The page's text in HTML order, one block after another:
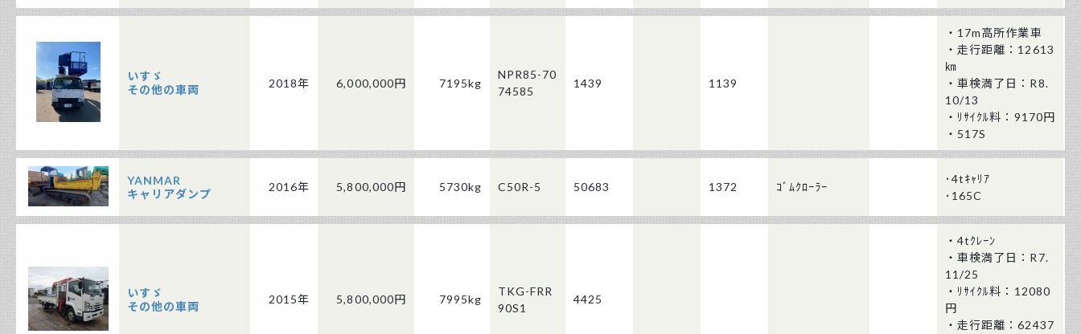
いすゞ
その他の車両
2018年 6,000,000円 7195kg
NPR85-70
74585
1439 1139
・17m高所作業車
・走行距離：12613
㎞
・車検満了日：R8.
10/13
・ﾘｻｲｸﾙ料：9170円
・517S
YANMAR
キャリアダンプ
2016年 5,800,000円 5730kg C50R-5 50683 1372 ｺﾞﾑｸﾛｰﾗｰ
･4tｷｬﾘｱ
･165C
いすゞ
その他の車両
2015年 5,800,000円 7995kg
TKG-FRR
90S1
4425
・4tｸﾚｰﾝ
・車検満了日：R7.
11/25
・ﾘｻｲｸﾙ料：12080
円
・走行距離：62437